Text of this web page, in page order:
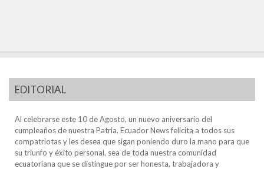
EDITORIAL
Al celebrarse este 10 de Agosto, un nuevo aniversario del
cumpleaños de nuestra Patria, Ecuador News felicita a todos sus
compatriotas y les desea que sigan poniendo duro la mano para que
su triunfo y éxito personal, sea de toda nuestra comunidad
ecuatoriana que se distingue por ser honesta, trabajadora y